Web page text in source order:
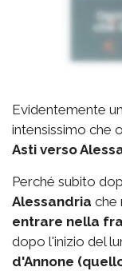
Evidentemente
intensissimo che
Asti verso
Perché subito
Alessandria che
entrare nella
dopo l'inizio del
d'Annone